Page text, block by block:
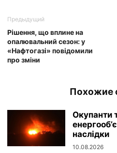
Предыдущий
Рішення, що вплине на
опалювальний сезон: у
«Нафтогазі» повідомили
про зміни
Похожие
Окупанти
наслідки
10.08.2026